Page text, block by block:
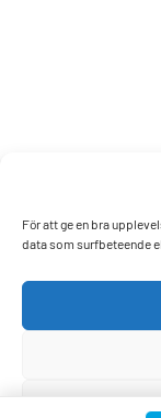
För att ge en bra
data som surfbeteende